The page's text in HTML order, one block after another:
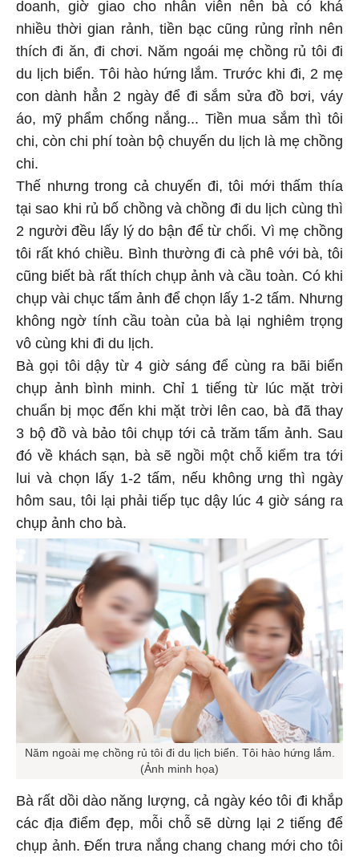
doanh, giờ giao cho nhân viên nên bà có khá
nhiều thời gian rảnh, tiền bạc cũng rủng rỉnh nên
thích đi ăn, đi chơi. Năm ngoái mẹ chồng rủ tôi đi
du lịch biển. Tôi hào hứng lắm. Trước khi đi, 2 mẹ
con dành hẳn 2 ngày để đi sắm sửa đồ bơi, váy
áo, mỹ phẩm chống nắng... Tiền mua sắm thì tôi
chi, còn chi phí toàn bộ chuyến du lịch là mẹ chồng
chi.
Thế nhưng trong cả chuyến đi, tôi mới thấm thía
tại sao khi rủ bố chồng và chồng đi du lịch cùng thì
2 người đều lấy lý do bận để từ chối. Vì mẹ chồng
tôi rất khó chiều. Bình thường đi cà phê với bà, tôi
cũng biết bà rất thích chụp ảnh và cầu toàn. Có khi
chụp vài chục tấm ảnh để chọn lấy 1-2 tấm. Nhưng
không ngờ tính cầu toàn của bà lại nghiêm trọng
vô cùng khi đi du lịch.
Bà gọi tôi dậy từ 4 giờ sáng để cùng ra bãi biển
chụp ảnh bình minh. Chỉ 1 tiếng từ lúc mặt trời
chuẩn bị mọc đến khi mặt trời lên cao, bà đã thay
3 bộ đồ và bảo tôi chụp tới cả trăm tấm ảnh. Sau
đó về khách sạn, bà sẽ ngồi một chỗ kiểm tra tới
lui và chọn lấy 1-2 tấm, nếu không ưng thì ngày
hôm sau, tôi lại phải tiếp tục dậy lúc 4 giờ sáng ra
chụp ảnh cho bà.
Năm ngoài mẹ chồng rủ tôi đi du lịch biển. Tôi hào hứng lắm.
(Ảnh minh họa)
Bà rất dồi dào năng lượng, cả ngày kéo tôi đi khắp
các địa điểm đẹp, mỗi chỗ sẽ dừng lại 2 tiếng để
chụp ảnh. Đến trưa nắng chang chang mới cho tôi